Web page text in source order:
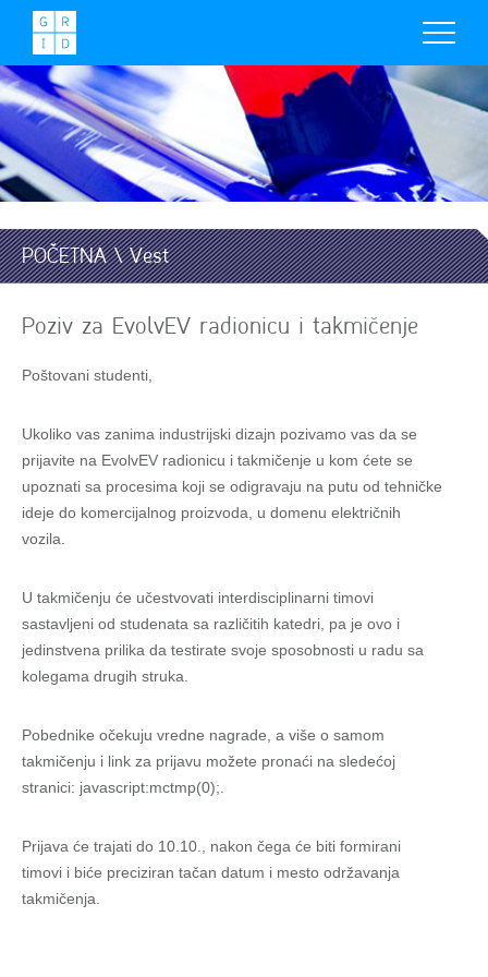
POČETNA \ Vest
Poziv za EvolvEV radionicu i takmičenje
Poštovani studenti,
Ukoliko vas zanima industrijski dizajn pozivamo vas da se
prijavite na EvolvEV radionicu i takmičenje u kom ćete se
upoznati sa procesima koji se odigravaju na putu od tehničke
ideje do komercijalnog proizvoda, u domenu električnih
vozila.
U takmičenju će učestvovati interdisciplinarni timovi
sastavljeni od studenata sa različitih katedri, pa je ovo i
jedinstvena prilika da testirate svoje sposobnosti u radu sa
kolegama drugih struka.
Pobednike očekuju vredne nagrade, a više o samom
takmičenju i link za prijavu možete pronaći na sledećoj
stranici: javascript:mctmp(0);
Prijava će trajati do 10.10., nakon čega će biti formirani
timovi i biće preciziran tačan datum i mesto održavanja
takmičenja.